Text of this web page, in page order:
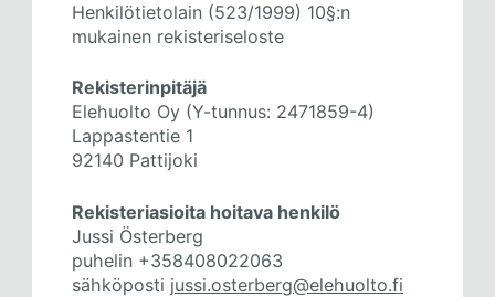
Henkilötietolain (523/1999) 10§:n
mukainen rekisteriseloste
Rekisterinpitäjä
Elehuolto Oy (Y-tunnus: 2471859-4)
Lappastentie 1
92140 Pattijoki
Rekisteriasioita hoitava henkilö
Jussi Österberg
puhelin +358408022063
sähköposti jussi.osterberg@elehuolto.fi